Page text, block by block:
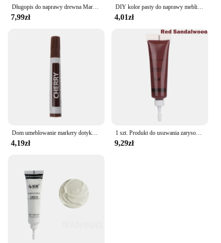
Długopis do naprawy drewna Marker do mebli Wosk sztyfcie do podłóg i mebli Naprawa zarysowań Dropship
7,99zł
DIY kolor pasty do naprawy mebli naprawa lakieru, zadrapania uszkodzenia na drewnianych stołach podłogi dotykają marker z farbą drewniane
4,01zł
Dom umeblowanie markery dotykowy do laski wosku meble drewniane usuwanie zarysowań markery L21A
4,19zł
1 szt. Produkt do usuwania zarysowań drewniane meble narzędzie do naprawy Marker krem wosk żywica polimerowa szybka naprawa
9,29zł